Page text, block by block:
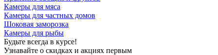
Камеры для мяса
Камеры для частных домов
Шоковая заморозка
Камеры для рыбы
Будьте всегда в курсе!
Узнавайте о скидках и акциях первым